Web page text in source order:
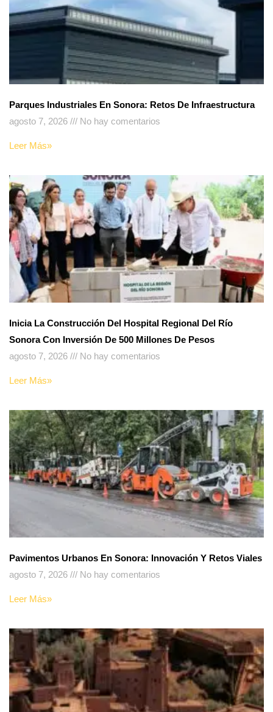
Parques Industriales En Sonora: Retos De Infraestructura
agosto 7, 2026
No hay comentarios
Leer Más»
Inicia La Construcción Del Hospital Regional Del Río
Sonora Con Inversión De 500 Millones De Pesos
agosto 7, 2026
No hay comentarios
Leer Más»
Pavimentos Urbanos En Sonora: Innovación Y Retos Viales
agosto 7, 2026
No hay comentarios
Leer Más»